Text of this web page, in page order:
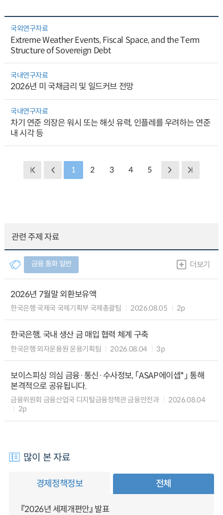
국외연구자료
Extreme Weather Events, Fiscal Space, and the Term
Structure of Sovereign Debt
국내연구자료
2026년 미 국채금리 및 일드커브 전망
국내연구자료
차기 연준 의장은 워시 또는 해싯 유력, 인플레를 우려하는 연준
내 시각 등
1 2 3 4 5
관련 주제 자료
금융.통화 일반 더보기
2026년 7월말 외환보유액
한국은행 국제국 국제기획부 국제총괄팀 2026.08.05 2p
한국은행, 국내 생산 금 매입 협력 체계 구축
한국은행 외자운용원 운용기획팀 2026.08.04 3p
보이스피싱 의심 금융·통신·수사정보, 「ASAP에이샙*」 통해
본격적으로 공유됩니다.
금융위원회 금융산업국 디지털금융정책관 금융안전과
2026.08.04
2p
많이 본 자료
경제정책정보 전체
『2026년 세제개편안』 발표